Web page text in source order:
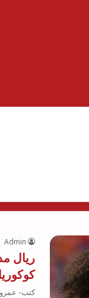
Admin
ريال
كتب- عمرو